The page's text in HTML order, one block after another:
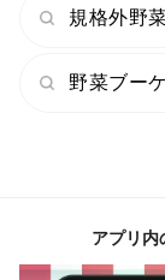
規格外野
野菜ブーケ
アプリ内